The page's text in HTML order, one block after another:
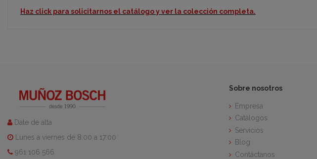
Haz click para solicitarnos el catálogo y ver la colección completa.
Date de alta
Lunes a viernes de 8:00 a 17:00
961 106 566
Sobre nosotros
Empresa
Catálogos
Servicios
Blog
Contáctanos